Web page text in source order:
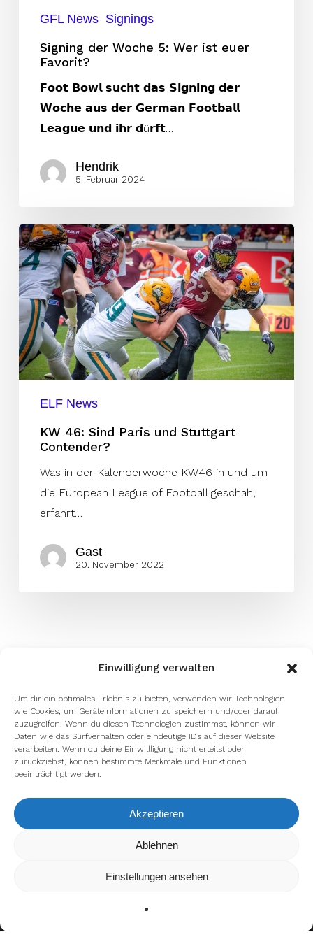
Einwilligung verwalten
Um dir ein optimales Erlebnis zu bieten, verwenden wir Technologien
wie Cookies, um Geräteinformationen zu speichern und/oder darauf
zuzugreifen. Wenn du diesen Technologien zustimmst, können wir
Daten wie das Surfverhalten oder eindeutige IDs auf dieser Website
verarbeiten. Wenn du deine Einwillligung nicht erteilst oder
zurückziehst, können bestimmte Merkmale und Funktionen
beeinträchtigt werden.
Akzeptieren
Ablehnen
Einstellungen ansehen
GFL News Signings
Signing der Woche 5: Wer ist euer
Favorit?
𝗙𝗼𝗼𝘁 𝗕𝗼𝘄𝗹 𝘀𝘂𝗰𝗵𝘁 𝗱𝗮𝘀 𝗦𝗶𝗴𝗻𝗶𝗻𝗴 𝗱𝗲𝗿
𝗪𝗼𝗰𝗵𝗲 𝗮𝘂𝘀 𝗱𝗲𝗿 𝗚𝗲𝗿𝗺𝗮𝗻 𝗙𝗼𝗼𝘁𝗯𝗮𝗹𝗹
𝗟𝗲𝗮𝗴𝘂𝗲 𝘂𝗻𝗱 𝗶𝗵𝗿 𝗱ü𝗿𝗳𝘁…
Hendrik
5. Februar 2024
KW
46:
Sind
Paris
und
Stuttgart
Contender?
ELF News
KW 46: Sind Paris und Stuttgart
Contender?
Was in der Kalenderwoche KW46 in und um
die European League of Football geschah,
erfahrt…
Gast
20. November 2022
Wir verwenden Cookies, um dir die bestmögliche Erfahrung auf
kannst du erfahren, welche Cookies wir
verwenden oder sie ausschalten.